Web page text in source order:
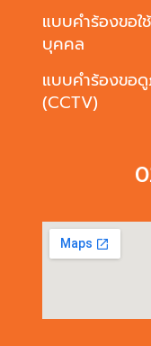
แบบคำร้องขอใ
บุคคล
แบบคำร้องขอ
(CCTV)